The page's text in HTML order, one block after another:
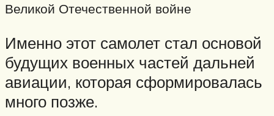
Великой Отечественной войне
Именно этот самолет стал основой
будущих военных частей дальней
авиации, которая сформировалась
много позже.